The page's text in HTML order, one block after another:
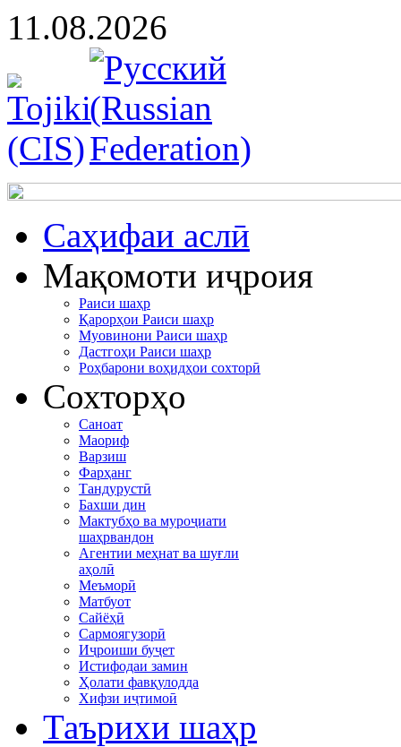
11.08.2026
Cаҳифаи аслӣ
Мақомоти иҷроия
Раиси шаҳр
Қарорҳои Раиси шаҳр
Муовинони Раиси шаҳр
Дастгоҳи Раиси шаҳр
Роҳбарони воҳидҳои сохторӣ
Сохторҳо
Саноат
Маориф
Варзиш
Фарҳанг
Тандурустӣ
Бахши дин
Мактубҳо ва муроҷиати
шаҳрвандон
Агентии меҳнат ва шуғли
аҳолӣ
Меъморӣ
Матбуот
Сайёҳӣ
Сармоягузорӣ
Иҷроиши буҷет
Истифодаи замин
Ҳолати фавқулодда
Хифзи иҷтимоӣ
Таърихи шаҳр